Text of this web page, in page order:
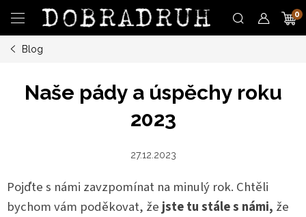
obsah
Blog
Naše pády a úspěchy roku
2023
27.12.2023
Pojďte s námi zavzpomínat na minulý rok. Chtěli
bychom vám poděkovat, že jste tu stále s námi, že